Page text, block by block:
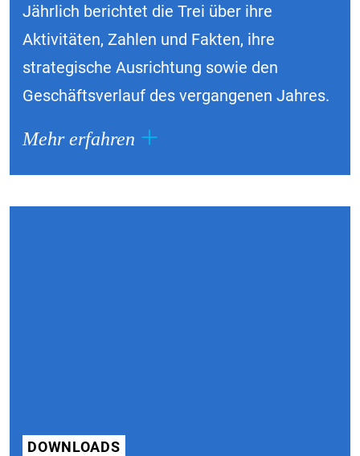
Jährlich berichtet die Trei über ihre
Aktivitäten, Zahlen und Fakten, ihre
strategische Ausrichtung sowie den
Geschäftsverlauf des vergangenen Jahres.
Mehr erfahren
DOWNLOADS